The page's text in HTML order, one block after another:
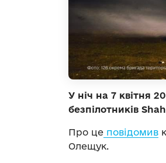
У ніч на 7 квітня
безпілотників
Про це повідомив
Олещук.